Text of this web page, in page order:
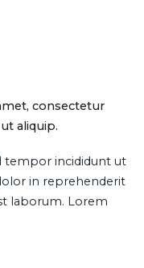
consectetur
aliquip.
tempor incididunt ut
in reprehenderit
laborum. Lorem